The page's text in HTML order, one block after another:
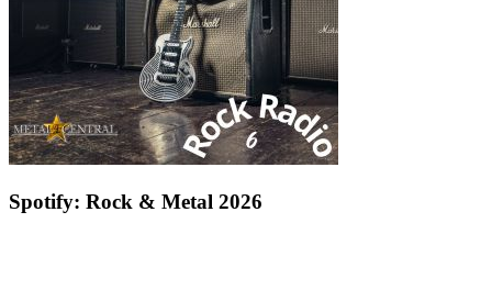
Spotify: Rock & Metal 2026